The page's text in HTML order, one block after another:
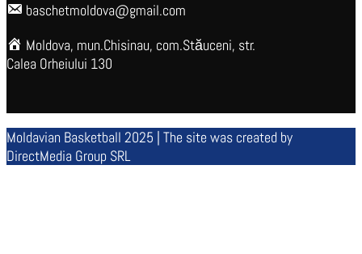
baschetmoldova@gmail.com
Moldova, mun.Chisinau, com.Stăuceni, str.
Calea Orheiului 130
Moldavian Basketball 2025 | The site was created by
DirectMedia Group SRL